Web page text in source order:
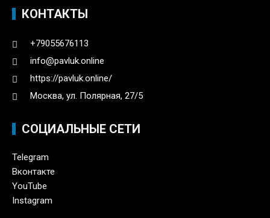
КОНТАКТЫ
+79055676113
info@pavluk.online
https://pavluk.online/
Москва, ул. Полярная, 27/5
СОЦИАЛЬНЫЕ СЕТИ
Telegram
Вконтакте
YouTube
Instagram